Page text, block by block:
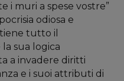
i muri a spese vostre”
odiosa e
tutto il
sua logica
a invadere diritti
e i suoi attributi di